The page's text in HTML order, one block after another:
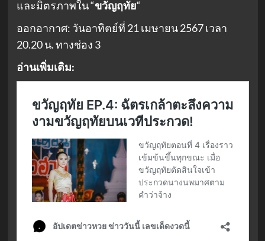
และมิตรภาพใน “ขวัญฤทัย“
ออกอากาศ: วันอาทิตย์ที่ 21 เมษายน 2567 เวลา
20.20 น. ทางช่อง 3
อ่านเพิ่มเติม: